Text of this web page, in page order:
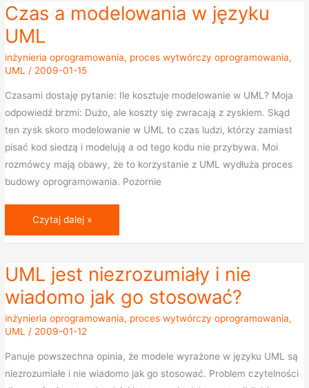
Czas a modelowania w języku
UML
inżynieria oprogramowania, proces wytwórczy oprogramowania,
UML
/ 2009-01-15
Czasami dostaję pytanie: Ile kosztuje modelowanie w UML? Moja
odpowiedź brzmi: Dużo, ale koszty się zwracają z zyskiem. Skąd
ten zysk skoro modelowanie w UML to czas ludzi, którzy zamiast
pisać kod siedzą i modelują a od tego kodu nie przybywa. Moi
rozmówcy mają obawy, że to korzystanie z UML wydłuża proces
budowy oprogramowania. Pozornie
Czas
a
modelowania
w
UML
Czytaj dalej »
UML jest niezrozumiały i nie
wiadomo jak go stosować?
inżynieria oprogramowania, proces wytwórczy oprogramowania,
UML
/ 2009-01-12
Panuje powszechna opinia, że modele wyrażone w języku UML są
niezrozumiałe i nie wiadomo jak go stosować. Problem czytelności
UML
jest
niezrozumiały
i
wiadomo
jak